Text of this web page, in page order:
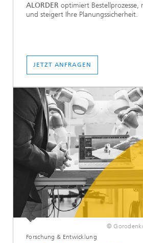
ALORDER optimiert Bestellprozesse,
und steigert Ihre Planungssicherheit.
JETZT ANFRAGEN
©
Forschung & Entwicklung